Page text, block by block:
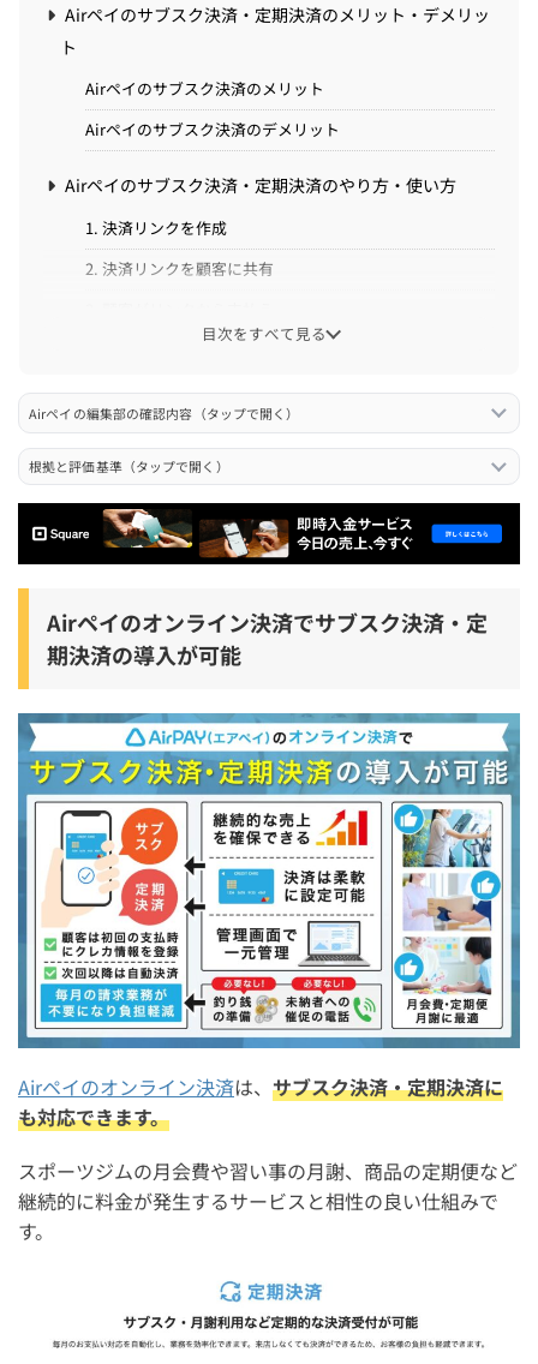
Airペイのサブスク決済・定期決済のメリット・デメリッ
ト
Airペイのサブスク決済のメリット
Airペイのサブスク決済のデメリット
Airペイのサブスク決済・定期決済のやり方・使い方
1. 決済リンクを作成
2. 決済リンクを顧客に共有
店頭端末だけでは定期決済できない
定期決済はクレジットカード決済に限られる
一時停止・休会機能がない前提で運用を組む
初回の決済では3Dセキュアの本人認証が発生する可能性が
決済リンク送信は事前同意を取って行う
におすすめ
Airペイのサブスク決済・定期決済を導入するまでの手順
1. Airペイに申し込む
2. 加盟店審査を受ける
3. 管理画面から決済リンクを作成する
Airペイのオンライン決済を導入した店舗の口コミ・体験
談
Airペイのサブスク決済・定期決済に関するよくある質問
Airペイのオンライン決済はいつから提供が開始された？
須？
まとめ：Airペイ(エアペイ)のサブスク決済・定期決済の
やり方【手数料や使い方も解説】
目次をすべて見る
Airペイの編集部の確認内容（タップで開く）
根拠と評価基準（タップで開く）
Airペイのオンライン決済でサブスク決済・定
期決済の導入が可能
Airペイのオンライン決済は、 サブスク決済・定期決済に
も対応できます。
スポーツジムの月会費や習い事の月謝、商品の定期便など
継続的に料金が発生するサービスと相性の良い仕組みで
す。